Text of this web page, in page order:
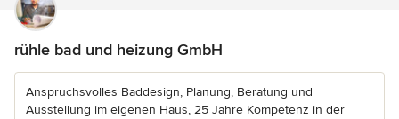
rühle bad und heizung GmbH
Anspruchsvolles Baddesign, Planung, Beratung und
Ausstellung im eigenen Haus, 25 Jahre Kompetenz in der